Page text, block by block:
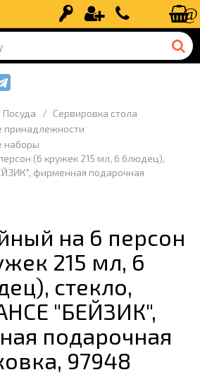
Вход Регистрация+7 (499) 110-
Посуда
Сервировка стола
принадлежности
наборы
(6 кружек 215 мл, 6 блюдец),
фирменная подарочная
на 6 персон
215 мл, 6
стекло,
"БЕЙЗИК",
подарочная
97948